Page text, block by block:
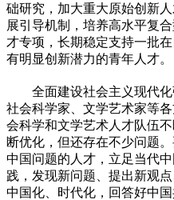
础研究，加大重大原始创新
展引导机制，培养高水平复
才专项，长期稳定支持一批
有明显创新潜力的青年人才。
全面建设社会主义现代化
社会科学家、文学艺术家等
会科学和文学艺术人才队伍
断优化，但还存在不少问题
中国问题的人才，立足当代
践，发现新问题、提出新观
中国化、时代化，回答好中